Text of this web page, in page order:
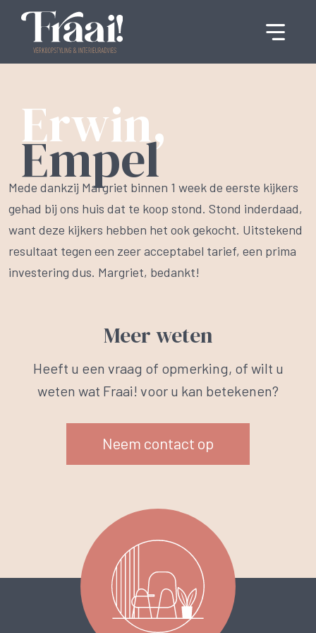
Erwin,
Empel
Mede dankzij Margriet binnen 1 week de eerste kijkers
gehad bij ons huis dat te koop stond. Stond inderdaad,
want deze kijkers hebben het ook gekocht. Uitstekend
resultaat tegen een zeer acceptabel tarief, een prima
investering dus. Margriet, bedankt!
Meer weten
Heeft u een vraag of opmerking, of wilt u
weten wat Fraai! voor u kan betekenen?
Neem contact op